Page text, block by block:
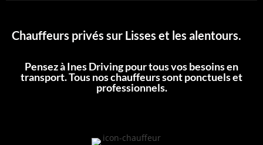
Chauffeurs privés sur Lisses et les alentours.
Pensez à Ines Driving pour tous vos besoins en
transport. Tous nos chauffeurs sont ponctuels et
professionnels.